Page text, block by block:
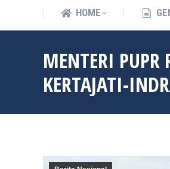
HOME
MENTERI PUPR
KERTAJATI-